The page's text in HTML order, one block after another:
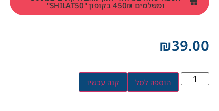
₪39.00
הוספה לסל קנה עכשיו
ומשלמים 450₪ בקופון "SHILAT50"